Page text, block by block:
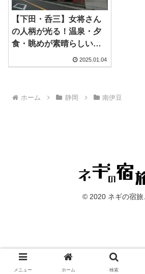
【下田・呑三】女将さん
の人柄が光る！温泉・夕
食・眺めが素晴らしい居
2025.01.04
ホーム 静岡 南伊豆
© 2020 ネギの宿旅.
メニュー ホーム 検索